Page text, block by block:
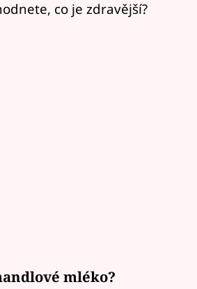
co je zdravější?
mléko?